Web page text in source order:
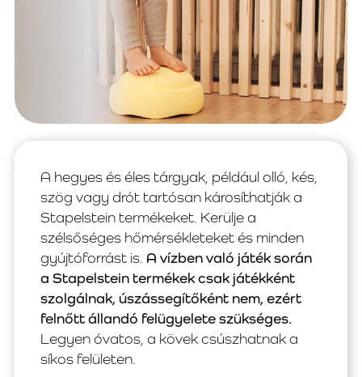
A hegyes és éles tárgyak, például olló, kés,
szög vagy drót tartósan károsíthatják a
Stapelstein termékeket. Kerülje a
szélsőséges hőmérsékleteket és minden
gyújtóforrást is. A vízben való játék során
a Stapelstein termékek csak játékként
szolgálnak, úszássegítőként nem, ezért
felnőtt állandó felügyelete szükséges.
Legyen óvatos, a kövek csúszhatnak a
síkos felületen.